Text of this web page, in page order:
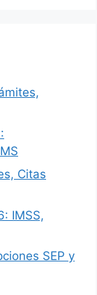
Citas
IMSS,
SEP y